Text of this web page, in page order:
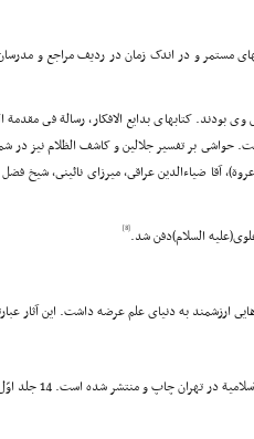
اثر تلاشهاى مستمر و در اندک زمان در ردیف مراجع و
کتابهاى بدایع الافکار، رسالة فى مقدمة
حواشى بر تفسیر جلالین و کاشف الظلام نیز در
آقا ضیاءالدین عراقى، میرزاى نائینى، شیخ فضل
[8]
ارزشمند به دنیاى علم عرضه داشت. این آثار
این کتاب که مشهورترین اثر علاّمه خویى است،